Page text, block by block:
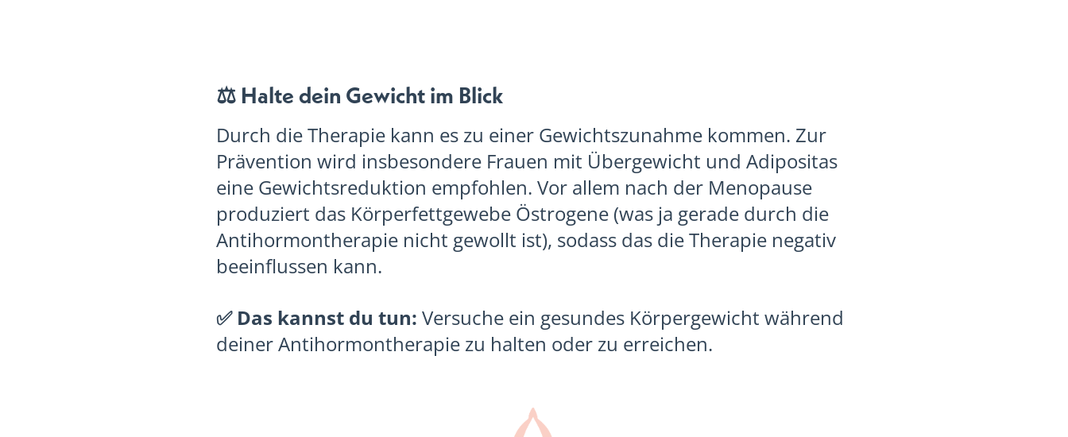
⚖️ Halte dein Gewicht im Blick
Durch die Therapie kann es zu einer Gewichtszunahme kommen. Zur
Prävention wird insbesondere Frauen mit Übergewicht und Adipositas
eine Gewichtsreduktion empfohlen. Vor allem nach der Menopause
produziert das Körperfettgewebe Östrogene (was ja gerade durch die
Antihormontherapie nicht gewollt ist), sodass das die Therapie negativ
beeinflussen kann.
✅ Das kannst du tun: Versuche ein gesundes Körpergewicht während
deiner Antihormontherapie zu halten oder zu erreichen.